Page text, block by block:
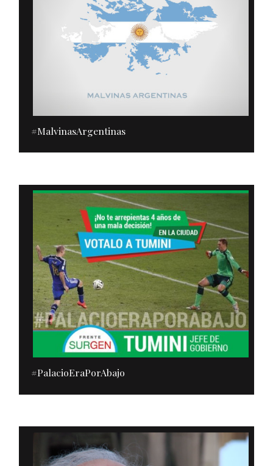
#MalvinasArgentinas
#PalacioEraPorAbajo